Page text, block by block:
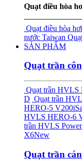
Quạt điều hòa
Quạt điều hòa
nước Taiwan
SẢN PHẨM
Quạt trần
Quạt trần HVLS
D Quạt trần
HERO-5 V200i
HVLS HERO-6
trần HVLS
X6New
Quạt trần